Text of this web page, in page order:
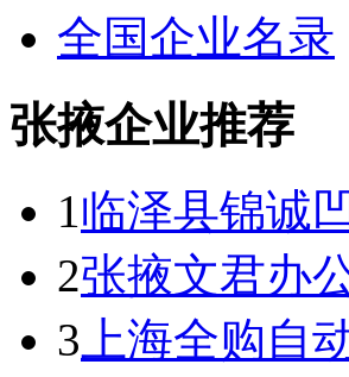
全国企业名录
张掖企业推荐
1临泽县锦诚
2张掖文君办
3 上海全购自